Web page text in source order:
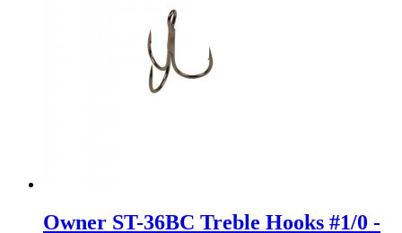
Owner ST-36BC Treble Hooks #1/0 -